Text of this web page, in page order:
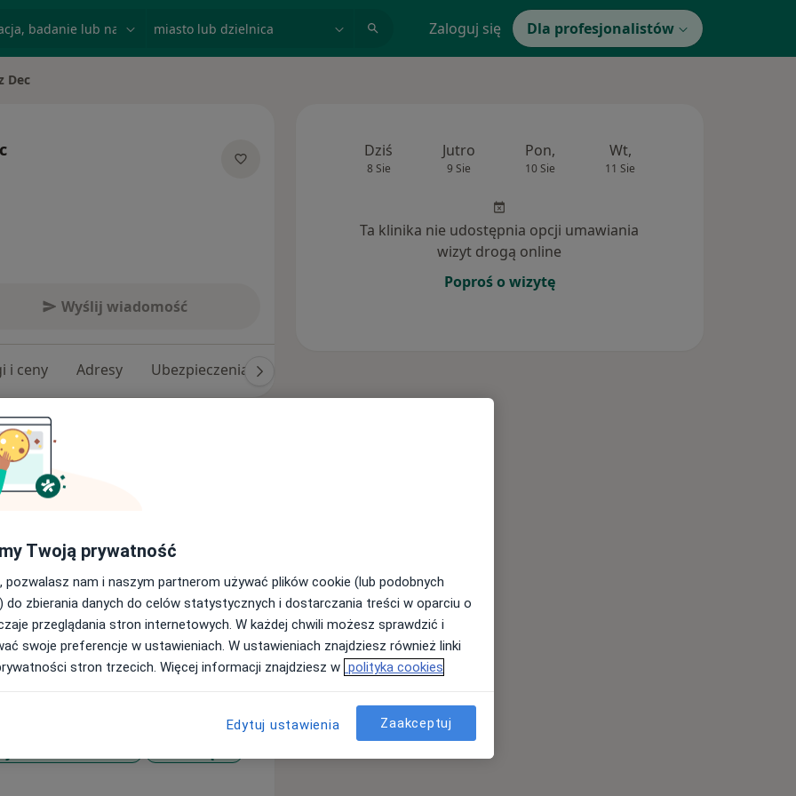
Zaloguj się Dla profesjonalistów
Dec
Wyślij wiadomość
i ceny Adresy Ubezpieczenia
się w leczeniu urazów i schorzeń
kontuzji sportowych. Szczególne
biodrowego,
więzadłowe w zakresie
(MCL, LCL, PLC)
pobrane od dawców)
stożka rotatorów,
Dziś
8 Sie
Jutro
9 Sie
Pon,
10 Sie
Wt,
11 Sie
Ta klinika nie udostępnia opcji umawiania
wizyt drogą online
Poproś o wizytę
Twoją prywatność
pozwalasz nam i naszym partnerom używać plików cookie (lub podobnych
do zbierania danych do celów statystycznych i dostarczania treści w oparciu o
przeglądania stron internetowych. W każdej chwili możesz sprawdzić i
swoje preferencje w ustawieniach. W ustawieniach znajdziesz również linki
stron trzecich. Więcej informacji znajdziesz w polityka cookies
Edytuj ustawienia Zaakceptuj